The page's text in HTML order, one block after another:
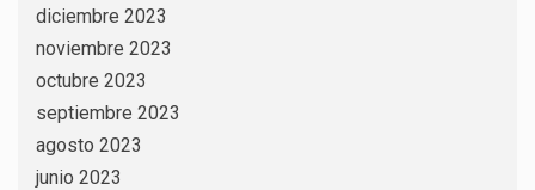
diciembre 2023
noviembre 2023
octubre 2023
septiembre 2023
agosto 2023
junio 2023